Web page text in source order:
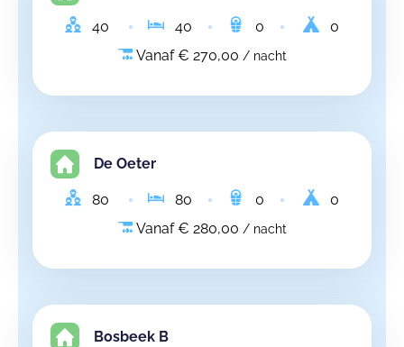
40 40 0
0
Vanaf € 270,00 / nacht
De Oeter
80 80 0
0
Vanaf € 280,00 / nacht
Bosbeek B